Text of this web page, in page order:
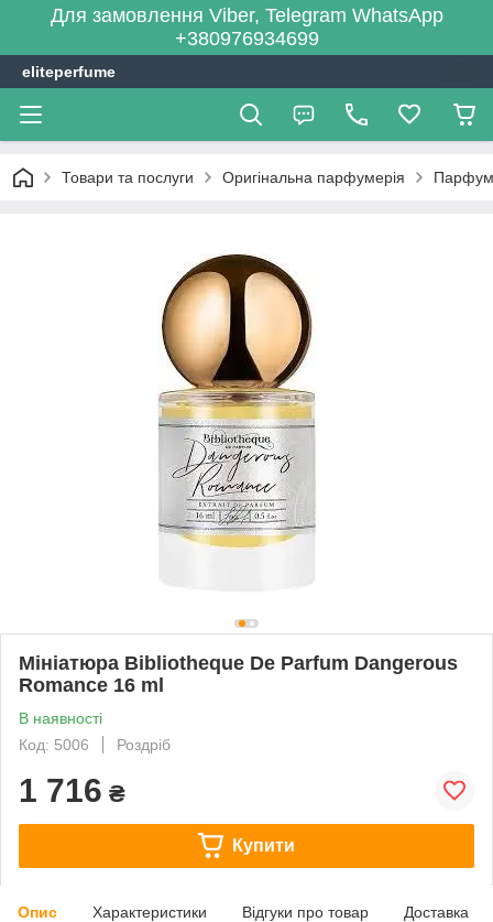
Для замовлення Viber, Telegram WhatsApp
+380976934699
eliteperfume
Товари та послуги Оригінальна парфумерія
Мініатюра Bibliotheque De Parfum Dangerous
Romance 16 ml
В наявності
Код: 5006
Роздріб
1 716 ₴
Купити
Опис Характеристики Відгуки про товар Доставка